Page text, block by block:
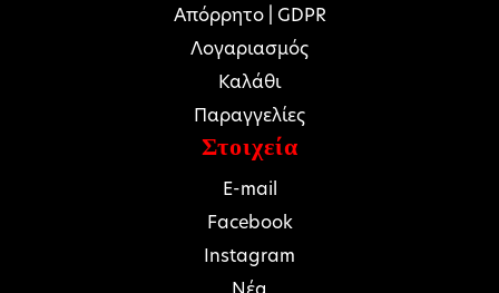
Απόρρητο | GDPR
Λογαριασμός
Καλάθι
Παραγγελίες
Στοιχεία
E-mail
Facebook
Instagram